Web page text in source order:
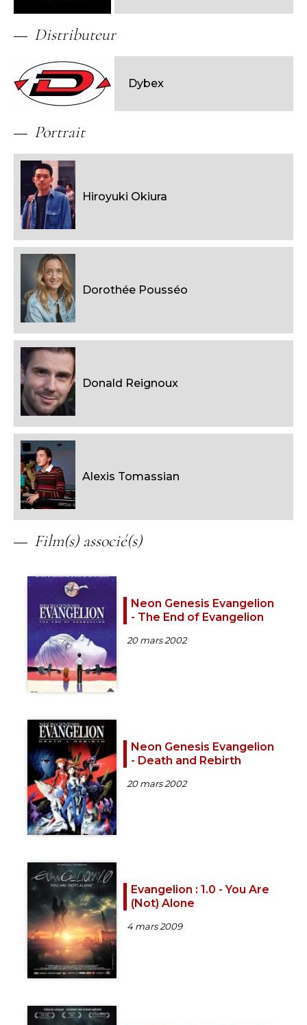
Distributeur
Dybex
Portrait
Hiroyuki Okiura
Dorothée Pousséo
Donald Reignoux
Alexis Tomassian
Film(s) associé(s)
Neon Genesis Evangelion
- The End of Evangelion
20 mars 2002
Neon Genesis Evangelion
- Death and Rebirth
20 mars 2002
Evangelion : 1.0 - You Are
(Not) Alone
4 mars 2009